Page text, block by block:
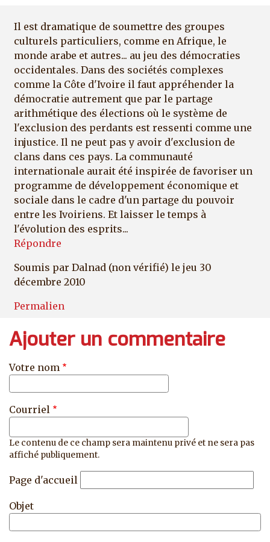
Il est dramatique de soumettre des groupes
culturels particuliers, comme en Afrique, le
monde arabe et autres... au jeu des démocraties
occidentales. Dans des sociétés complexes
comme la Côte d'Ivoire il faut appréhender la
démocratie autrement que par le partage
arithmétique des élections où le système de
l'exclusion des perdants est ressenti comme une
injustice. Il ne peut pas y avoir d'exclusion de
clans dans ces pays. La communauté
internationale aurait été inspirée de favoriser un
programme de développement économique et
sociale dans le cadre d'un partage du pouvoir
entre les Ivoiriens. Et laisser le temps à
l'évolution des esprits...
Répondre
Soumis par Dalnad (non vérifié) le jeu 30
décembre 2010
Permalien
Ajouter un commentaire
Votre nom
Courriel
Le contenu de ce champ sera maintenu privé et ne sera pas
affiché publiquement.
Page d'accueil
Objet